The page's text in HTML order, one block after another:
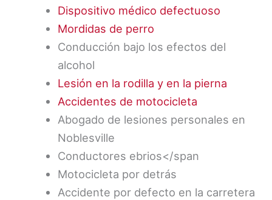
Dispositivo médico defectuoso
Mordidas de perro
Conducción bajo los efectos del
alcohol
Lesión en la rodilla y en la pierna
Accidentes de motocicleta
Abogado de lesiones personales en
Noblesville
Conductores ebrios</span
Motocicleta por detrás
Accidente por defecto en la carretera